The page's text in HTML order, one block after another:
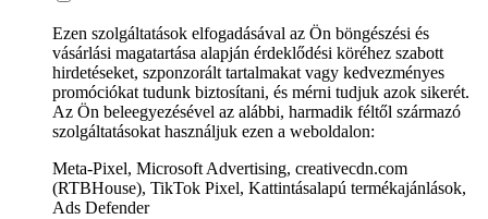
Ezen szolgáltatások elfogadásával az Ön böngészési és
vásárlási magatartása alapján érdeklődési köréhez szabott
hirdetéseket, szponzorált tartalmakat vagy kedvezményes
promóciókat tudunk biztosítani, és mérni tudjuk azok sikerét.
Az Ön beleegyezésével az alábbi, harmadik féltől származó
szolgáltatásokat használjuk ezen a weboldalon:
Meta-Pixel, Microsoft Advertising, creativecdn.com
(RTBHouse), TikTok Pixel, Kattintásalapú termékajánlások,
Ads Defender